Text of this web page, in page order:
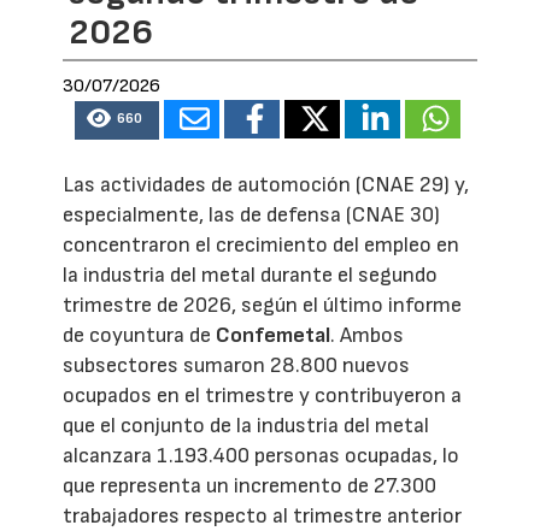
2026
30/07/2026
660
Las actividades de automoción (CNAE 29) y,
especialmente, las de defensa (CNAE 30)
concentraron el crecimiento del empleo en
la industria del metal durante el segundo
trimestre de 2026, según el último informe
de coyuntura de Confemetal. Ambos
subsectores sumaron 28.800 nuevos
ocupados en el trimestre y contribuyeron a
que el conjunto de la industria del metal
alcanzara 1.193.400 personas ocupadas, lo
que representa un incremento de 27.300
trabajadores respecto al trimestre anterior